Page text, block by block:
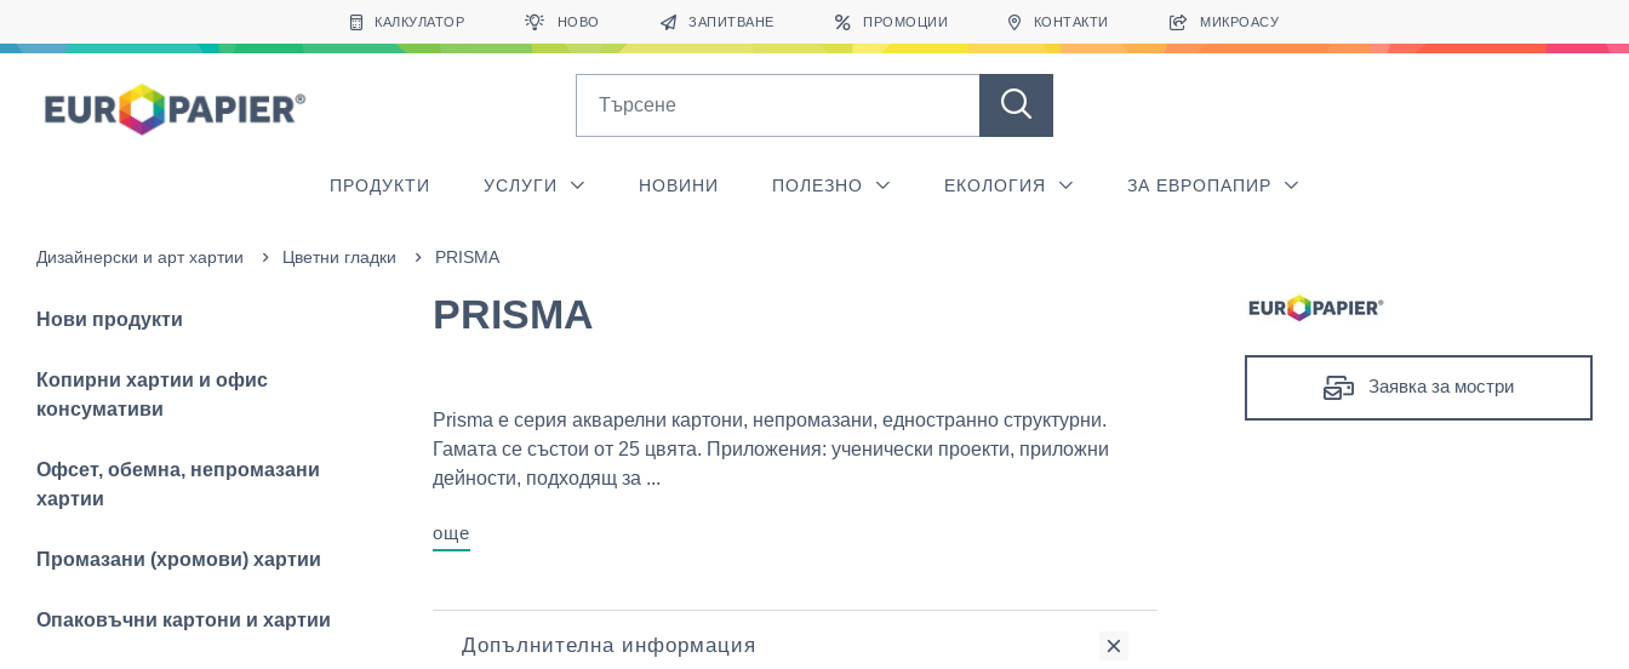
КАЛКУЛАТОР НОВО ЗАПИТВАНЕ ПРОМОЦИИ КОНТАКТИ МИКРОАСУ
ПРОДУКТИ УСЛУГИ НОВИНИ ПОЛЕЗНО ЕКОЛОГИЯ ЗА ЕВРОПАПИР
Дизайнерски и арт хартии Цветни гладки PRISMA
Нови продукти
Копирни хартии и офис
консумативи
Офсет, обемна, непромазани
хартии
Промазани (хромови) хартии
Опаковъчни картони и хартии
PRISMA
Prisma е серия акварелни картони, непромазани, едностранно структурни.
Гамата се състои от 25 цвята. Приложения: ученически проекти, приложни
дейности, подходящ за ...
още
Допълнителна информация
Заявка за мостри